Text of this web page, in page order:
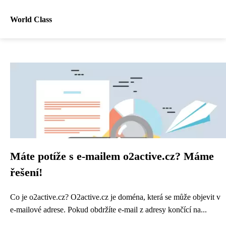
World Class
Máte potíže s e-mailem o2active.cz? Máme
řešení!
Co je o2active.cz? O2active.cz je doména, která se může objevit v
e-mailové adrese. Pokud obdržíte e-mail z adresy končící na...